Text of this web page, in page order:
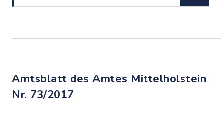
Amtsblatt des Amtes Mittelholstein
Nr. 73/2017